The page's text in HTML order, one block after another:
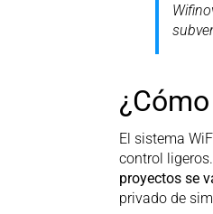
El sistema
control
proyectos se
privado de